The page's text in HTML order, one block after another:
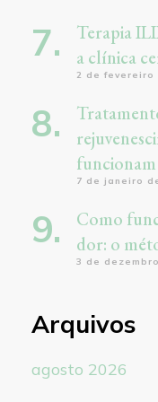
Terapia
a clínica
2 de fevereiro
funcionam
7 de janeiro
Como
dor: o
3 de
Arquivos
agosto 2026